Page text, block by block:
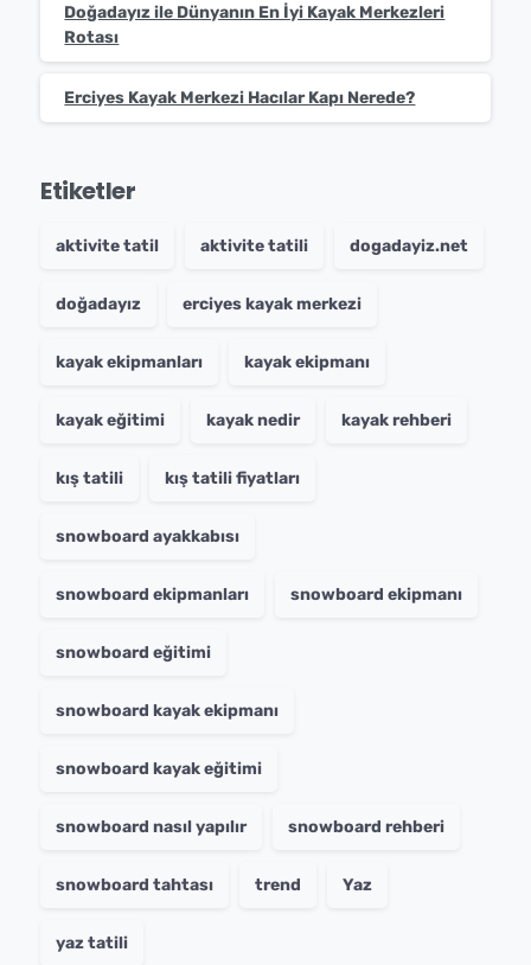
Doğadayız ile Dünyanın En İyi Kayak Merkezleri
Rotası
Erciyes Kayak Merkezi Hacılar Kapı Nerede?
Etiketler
aktivite tatil aktivite tatili dogadayiz.net
doğadayız erciyes kayak merkezi
kayak ekipmanları kayak ekipmanı
kayak eğitimi kayak nedir kayak rehberi
kış tatili kış tatili fiyatları
snowboard ayakkabısı
snowboard ekipmanları snowboard ekipmanı
snowboard eğitimi
snowboard kayak ekipmanı
snowboard kayak eğitimi
snowboard nasıl yapılır snowboard rehberi
snowboard tahtası trend Yaz
yaz tatili